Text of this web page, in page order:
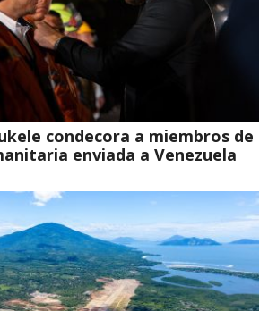
condecora a miembros de
enviada a Venezuela